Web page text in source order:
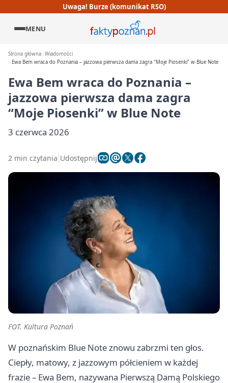
Uwaga! Burze (komunikat RSO)
MENU
Strona główna Wiadomości
Ewa Bem wraca do Poznania – jazzowa pierwsza dama zagra "Moje Piosenki" w Blue Note
Ewa Bem wraca do Poznania –
jazzowa pierwsza dama zagra
“Moje Piosenki” w Blue Note
3 czerwca 2026
2 min czytania Udostępnij
FOT. Kultura Poznań
W poznańskim Blue Note znowu zabrzmi ten głos.
Ciepły, matowy, z jazzowym półcieniem w każdej
frazie – Ewa Bem, nazywana Pierwszą Damą Polskiego